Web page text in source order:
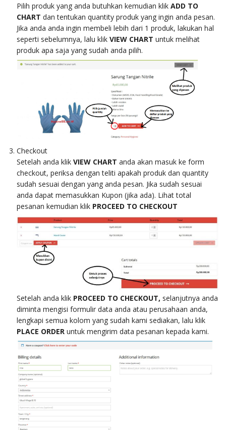
Pilih produk yang anda butuhkan kemudian klik ADD TO
CHART dan tentukan quantity produk yang ingin anda pesan.
Jika anda anda ingin membeli lebih dari 1 produk, lakukan hal
seperti sebelumnya, lalu klikVIEW CHART untuk melihat
produk apa saja yang sudah anda pilih.
Checkout
Setelah anda klik VIEW CHART anda akan masuk ke form
checkout, periksa dengan teliti apakah produk dan quantity
sudah sesuai dengan yang anda pesan. Jika sudah sesuai
anda dapat memasukkan Kupon (jika ada). Lihat total
pesanan kemudian klik PROCEED TO CHECKOUT
Setelah anda klik PROCEED TO CHECKOUT, selanjutnya anda
diminta mengisi formulir data anda atau perusahaan anda,
lengkapi semua kolom yang sudah kami sediakan, lalu klik
PLACE ORDERuntuk mengirim data pesanan kepada kami.